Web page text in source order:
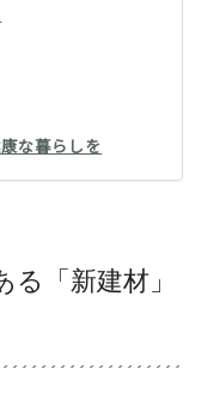
な暮らしを
「新建材」